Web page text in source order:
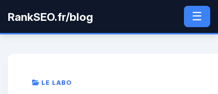
RankSEO.fr/blog ☰
LE LABO